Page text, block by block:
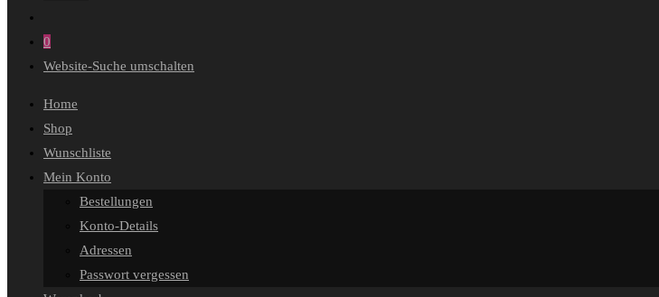
0
Website-Suche umschalten
Home
Shop
Wunschliste
Mein Konto
Bestellungen
Konto-Details
Adressen
Passwort vergessen